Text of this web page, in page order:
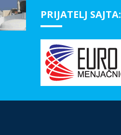
PRIJATELJ SAJTA: